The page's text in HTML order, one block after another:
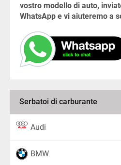
Serbatoi di carburante
Audi
BMW
vostro modello di auto,
WhatsApp e vi aiuteremo a